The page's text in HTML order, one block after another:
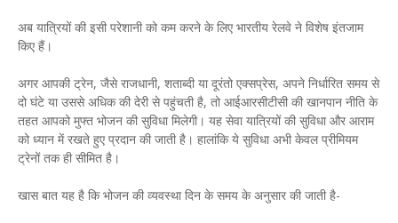
अब यात्रियों की इसी परेशानी को कम करने के लिए भारतीय रेलवे ने विशेष इंतजाम
किए हैं।
अगर आपकी ट्रेन, जैसे राजधानी, शताब्दी या दूरंतो एक्सप्रेस, अपने निर्धारित समय से
दो घंटे या उससे अधिक की देरी से पहुंचती है, तो आईआरसीटीसी की खानपान नीति के
तहत आपको मुफ्त भोजन की सुविधा मिलेगी। यह सेवा यात्रियों की सुविधा और आराम
को ध्यान में रखते हुए प्रदान की जाती है। हालांकि ये सुविधा अभी केवल प्रीमियम
ट्रेनों तक ही सीमित है।
खास बात यह है कि भोजन की व्यवस्था दिन के समय के अनुसार की जाती है-